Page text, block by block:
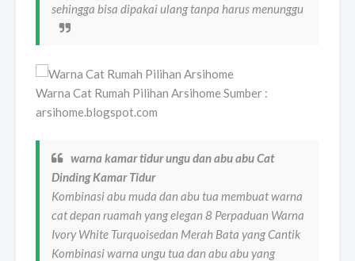
sehingga bisa dipakai ulang tanpa harus menunggu
Warna Cat Rumah Pilihan Arsihome Sumber :
arsihome.blogspot.com
warna kamar tidur ungu dan abu abu Cat
Dinding Kamar Tidur
Kombinasi abu muda dan abu tua membuat warna
cat depan ruamah yang elegan 8 Perpaduan Warna
Ivory White Turquoisedan Merah Bata yang Cantik
Kombinasi warna ungu tua dan abu abu yang